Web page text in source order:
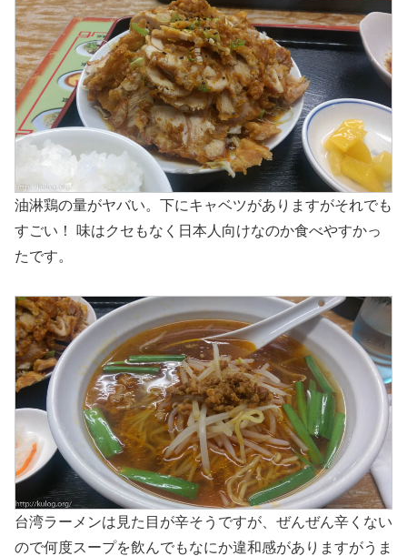
油淋鶏の量がヤバい。下にキャベツがありますがそれでも
すごい！ 味はクセもなく日本人向けなのか食べやすかっ
たです。
台湾ラーメンは見た目が辛そうですが、ぜんぜん辛くない
ので何度スープを飲んでもなにか違和感がありますがうま